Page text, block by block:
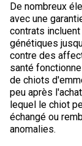
De nombreux
avec une
contrats
génétiques
contre des
santé
de chiots
peu après
lequel le chiot
échangé ou
anomalies.